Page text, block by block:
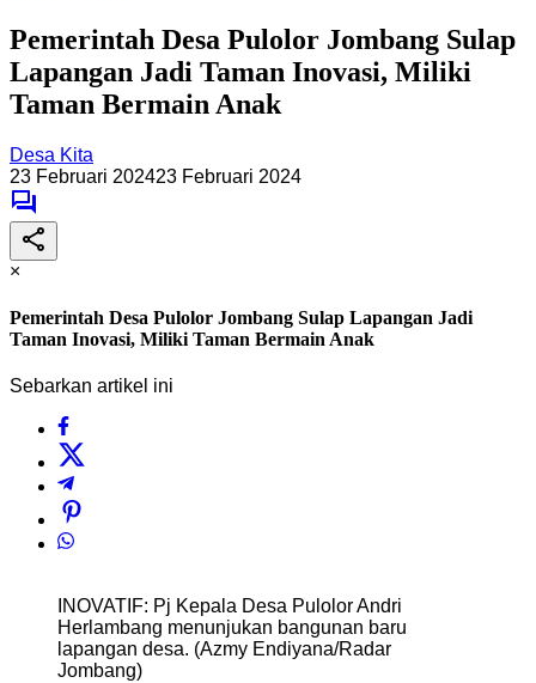
Pemerintah Desa Pulolor Jombang Sulap
Lapangan Jadi Taman Inovasi, Miliki
Taman Bermain Anak
Desa Kita
23 Februari 202423 Februari 2024
×
Pemerintah Desa Pulolor Jombang Sulap Lapangan Jadi
Taman Inovasi, Miliki Taman Bermain Anak
Sebarkan artikel ini
INOVATIF: Pj Kepala Desa Pulolor Andri
Herlambang menunjukan bangunan baru
lapangan desa. (Azmy Endiyana/Radar
Jombang)